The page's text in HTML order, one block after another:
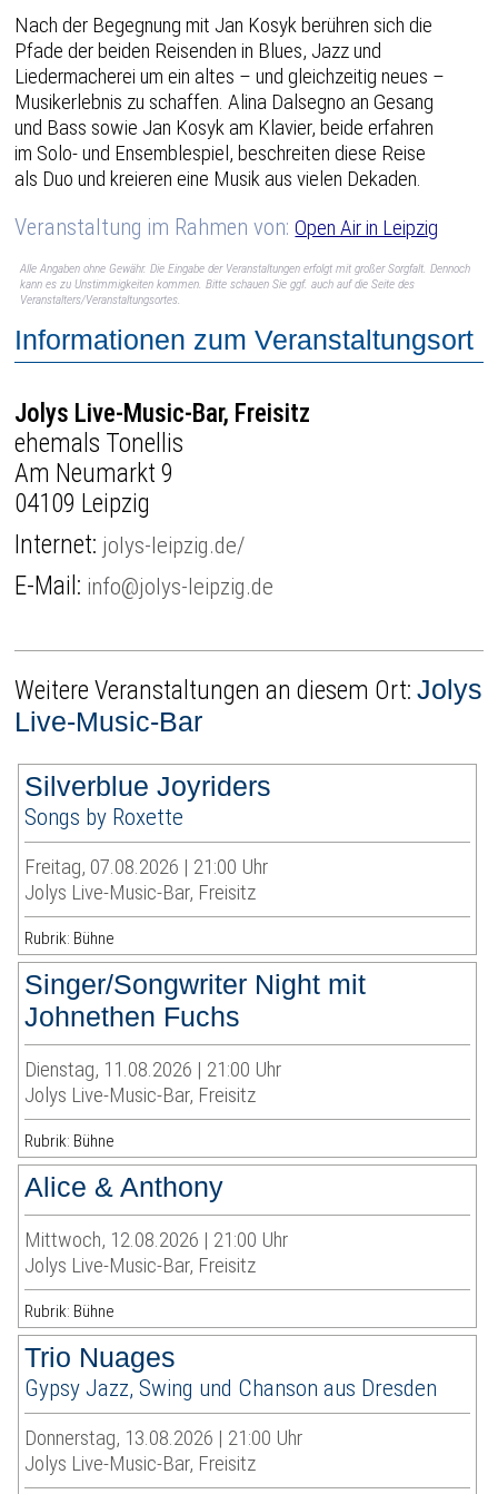
Nach der Begegnung mit Jan Kosyk berühren sich die
Pfade der beiden Reisenden in Blues, Jazz und
Liedermacherei um ein altes – und gleichzeitig neues –
Musikerlebnis zu schaffen. Alina Dalsegno an Gesang
und Bass sowie Jan Kosyk am Klavier, beide erfahren
im Solo- und Ensemblespiel, beschreiten diese Reise
als Duo und kreieren eine Musik aus vielen Dekaden.
Veranstaltung im Rahmen von:Open Air in Leipzig
Alle Angaben ohne Gewähr. Die Eingabe der Veranstaltungen erfolgt mit großer Sorgfalt. Dennoch
kann es zu Unstimmigkeiten kommen. Bitte schauen Sie ggf. auch auf die Seite des
Veranstalters/Veranstaltungsortes.
Informationen zum Veranstaltungsort
Jolys Live-Music-Bar, Freisitz
ehemals Tonellis
Am Neumarkt 9
04109 Leipzig
Internet: jolys-leipzig.de/
E-Mail: info@jolys-leipzig.de
Weitere Veranstaltungen an diesem Ort:Jolys
Live-Music-Bar
Silverblue Joyriders
Songs by Roxette
Freitag, 07.08.2026 | 21:00 Uhr
Jolys Live-Music-Bar, Freisitz
Rubrik: Bühne
Singer/Songwriter Night mit
Johnethen Fuchs
Dienstag, 11.08.2026 | 21:00 Uhr
Jolys Live-Music-Bar, Freisitz
Rubrik: Bühne
Alice & Anthony
Mittwoch, 12.08.2026 | 21:00 Uhr
Jolys Live-Music-Bar, Freisitz
Rubrik: Bühne
Trio Nuages
Gypsy Jazz, Swing und Chanson aus Dresden
Donnerstag, 13.08.2026 | 21:00 Uhr
Jolys Live-Music-Bar, Freisitz